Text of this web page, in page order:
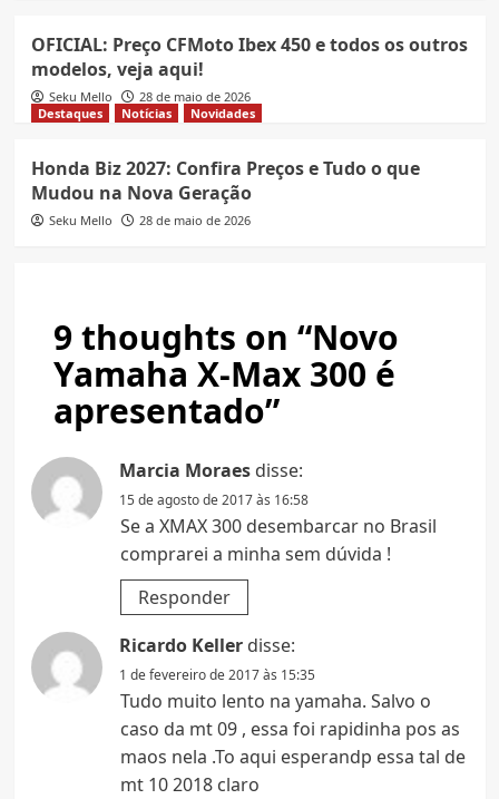
OFICIAL: Preço CFMoto Ibex 450 e todos os outros
modelos, veja aqui!
Seku Mello
28 de maio de 2026
Destaques
Notícias Novidades
Honda Biz 2027: Confira Preços e Tudo o que
Mudou na Nova Geração
Seku Mello 28 de maio de 2026
9 thoughts on “Novo
Yamaha X-Max 300 é
apresentado”
Marcia Moraes disse:
15 de agosto de 2017 às 16:58
Se a XMAX 300 desembarcar no Brasil
comprarei a minha sem dúvida !
Responder
Ricardo Keller disse:
1 de fevereiro de 2017 às 15:35
Tudo muito lento na yamaha. Salvo o
caso da mt 09 , essa foi rapidinha pos as
maos nela .To aqui esperandp essa tal de
mt 10 2018 claro